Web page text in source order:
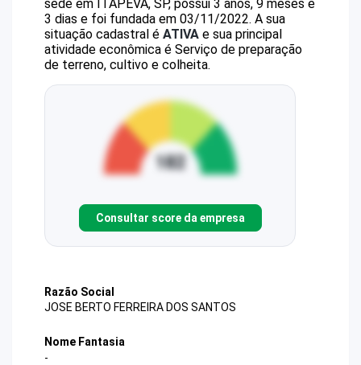
sede em ITAPEVA, SP, possui 3 anos, 9 meses e
3 dias e foi fundada em 03/11/2022. A sua
situação cadastral é ATIVA e sua principal
atividade econômica é Serviço de preparação
de terreno, cultivo e colheita.
Consultar score da empresa
Razão Social
JOSE BERTO FERREIRA DOS SANTOS
Nome Fantasia
-